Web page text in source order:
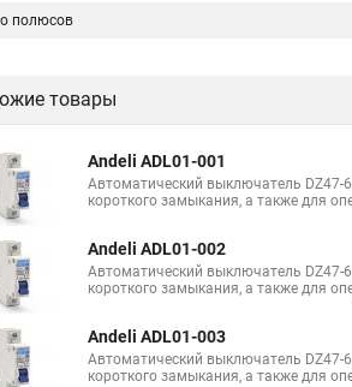
полюсов
товары
Andeli ADL01-001
Автоматический выключатель DZ47-
короткого замыкания, а также для
Andeli ADL01-002
Автоматический выключатель DZ47-
короткого замыкания, а также для
Andeli ADL01-003
Автоматический выключатель DZ47-
короткого замыкания, а также для